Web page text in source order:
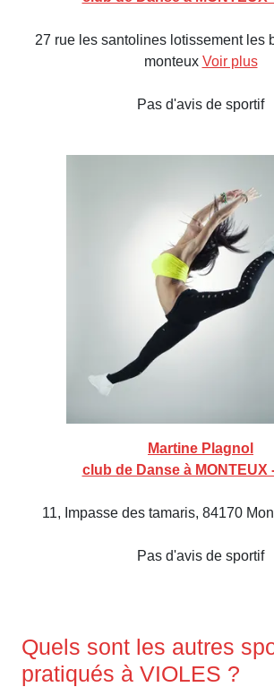
27 rue les santolines lotissement les
monteux Voir plus
Pas d'avis de sportif
Martine Plagnol
club de Danse à MONTEUX
11, Impasse des tamaris, 84170
Pas d'avis de sportif
Quels sont les autres
pratiqués à VIOLES ?